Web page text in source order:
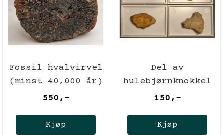
Fossil hvalvirvel
(minst 40,000 år)
550,-
Kjøp
Del av
hulebjørnknokkel
(Ursus spelaeus)
150,-
Kjøp